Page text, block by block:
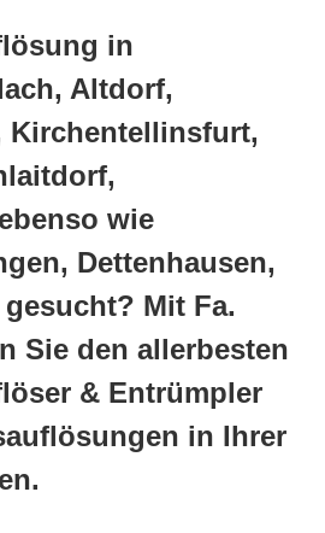
in
Altdorf,
Kirchentellinsfurt,
wie
Dettenhausen,
Mit Fa.
Sie den allerbesten
& Entrümpler
in Ihrer